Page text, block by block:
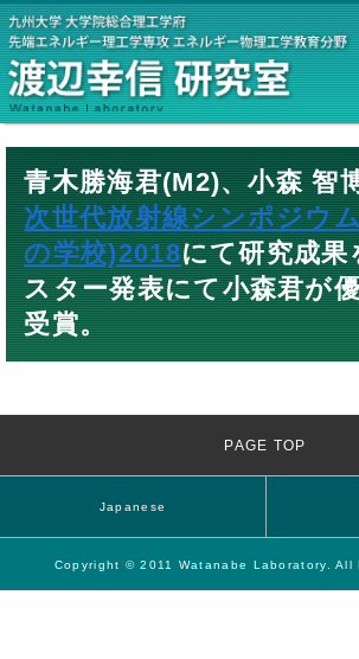
青木勝海君(M2)、小森 智
次世代放射線シンポジウ
の学校)2018にて研究成果
スター発表にて小森君が
受賞。
PAGE TOP
Japanese
Copyright © 2011 Watanabe Laboratory. All